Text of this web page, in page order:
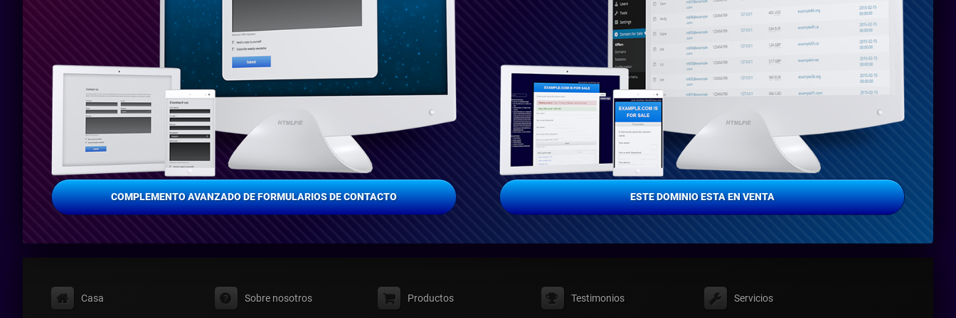
COMPLEMENTO AVANZADO DE FORMULARIOS DE CONTACTO ESTE DOMINIO ESTA EN VENTA
Casa Sobre nosotros Productos Testimonios Servicios